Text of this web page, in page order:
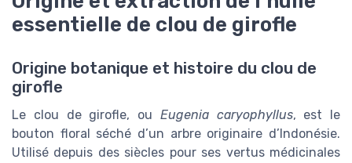
essentielle de clou de girofle
Origine botanique et histoire du clou de
girofle
Le clou de girofle, ou Eugenia caryophyllus, est le
bouton floral séché d’un arbre originaire d’Indonésie.
Utilisé depuis des siècles pour ses vertus médicinales